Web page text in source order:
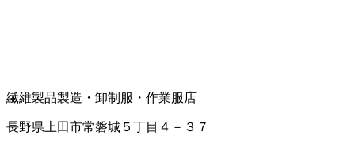
繊維製品製造・卸制服・作業服店
長野県上田市常磐城５丁目４－３７